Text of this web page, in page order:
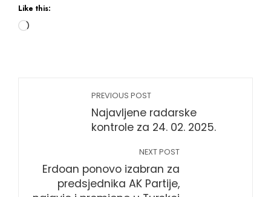
Like this:
PREVIOUS POST
Najavljene radarske
kontrole za 24. 02. 2025.
NEXT POST
Erdoan ponovo izabran za
predsjednika AK Partije,